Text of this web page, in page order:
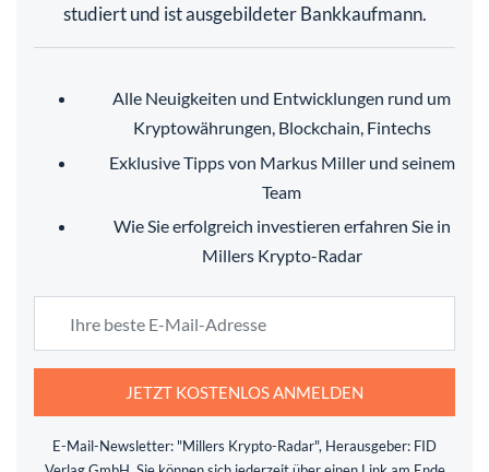
studiert und ist ausgebildeter Bankkaufmann.
Alle Neuigkeiten und Entwicklungen rund um
Kryptowährungen, Blockchain, Fintechs
Exklusive Tipps von Markus Miller und seinem
Team
Wie Sie erfolgreich investieren erfahren Sie in
Millers Krypto-Radar
JETZT KOSTENLOS ANMELDEN
E-Mail-Newsletter: "Millers Krypto-Radar", Herausgeber: FID